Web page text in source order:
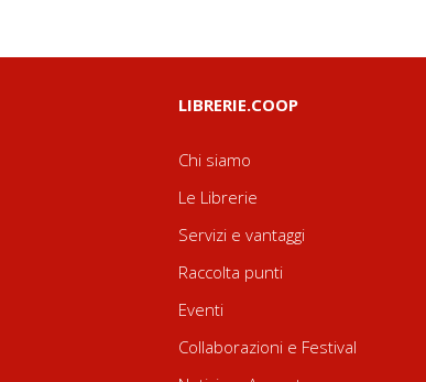
LIBRERIE.COOP
Chi siamo
Le Librerie
Servizi e vantaggi
Raccolta punti
Eventi
Collaborazioni e Festival